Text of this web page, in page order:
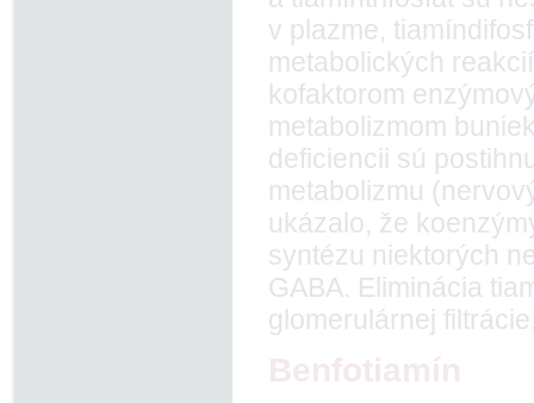
v plazme,
metabolických
kofaktorom
metabolizmom
deficiencii sú
metabolizmu
ukázalo, že
syntézu niektorých
GABA. Eliminácia
glomerulárnej